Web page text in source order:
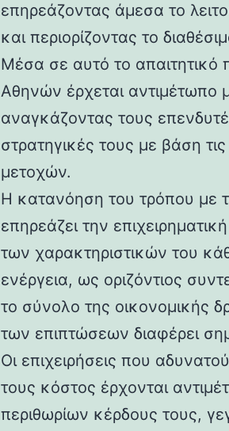
επηρεάζοντας άμεσα το
και περιορίζοντας το
Μέσα σε αυτό το απαιτητικό
Αθηνών έρχεται αντιμέτωπο
αναγκάζοντας τους
στρατηγικές τους με βάση
μετοχών.
Η κατανόηση του τρόπου με
επηρεάζει την
των χαρακτηριστικών του
ενέργεια, ως οριζόντιος
το σύνολο της οικονομικής
των επιπτώσεων διαφέρει
Οι επιχειρήσεις που
τους κόστος έρχονται
περιθωρίων κέρδους τους,